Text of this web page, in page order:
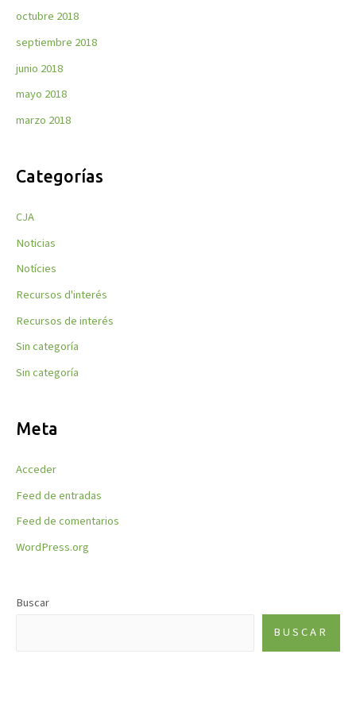
octubre 2018
septiembre 2018
junio 2018
mayo 2018
marzo 2018
Categorías
CJA
Noticias
Notícies
Recursos d'interés
Recursos de interés
Sin categoría
Sin categoría
Meta
Acceder
Feed de entradas
Feed de comentarios
WordPress.org
Buscar
BUSCAR